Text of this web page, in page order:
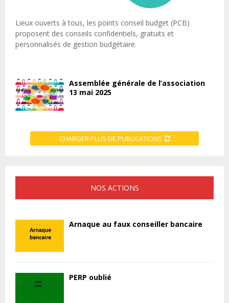
Lieux ouverts à tous, les points conseil budget (PCB)
proposent des conseils confidentiels, gratuits et
personnalisés de gestion budgétaire.
Assemblée générale de l’association
13 mai 2025
CHARGER PLUS DE PUBLICATIONS
NOS ACTIONS
Arnaque au faux conseiller bancaire
PERP oublié